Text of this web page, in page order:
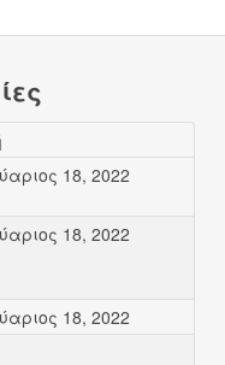
18, 2022
18, 2022
18, 2022